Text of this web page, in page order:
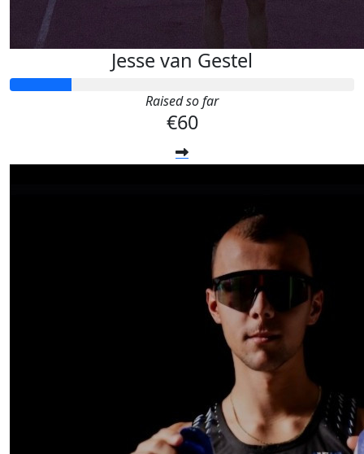
Jesse van Gestel
Raised so far
€60